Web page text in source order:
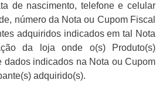
de nascimento, telefone e celular
número da Nota ou Cupom Fiscal
adquiridos indicados em tal Nota
da loja onde o(s) Produto(s)
dados indicados na Nota ou Cupom
adquirido(s).